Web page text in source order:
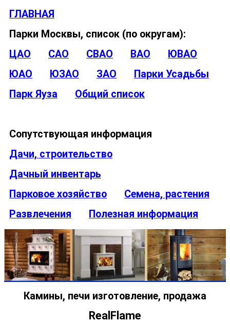
ГЛАВНАЯ
Парки Москвы, список (по округам):
ЦАО
САО СВАО ВАО
ЮВАО
ЮАО
ЮЗАО ЗАО
Парки Усадьбы
Парк Яуза
Общий список
Сопутствующая информация
Дачи, строительство
Дачный инвентарь
Парковое хозяйство
Семена, растения
Развлечения
Полезная информация
Камины, печи изготовление, продажа
RealFlame